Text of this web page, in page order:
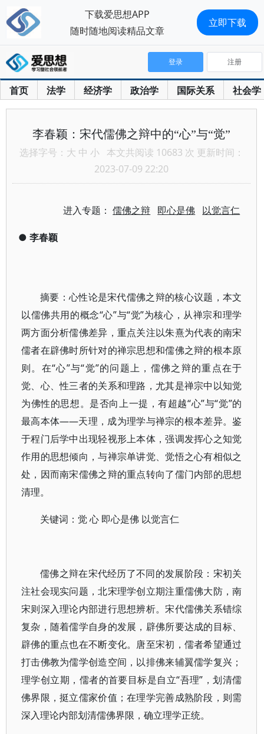
首页 法学 经济学 政治学 国际关系 社会学
登录 注册
李春颖：宋代儒佛之辩中的“心”与“觉”
选择字号： 大 中 小 本文共阅读 10683 次 更新时间：
2023-07-09 22:20
进入专题：儒佛之辩 即心是佛 以觉言仁
● 李春颖
摘要：心性论是宋代儒佛之辩的核心议题，本文
以儒佛共用的概念“心”与“觉”为核心，从禅宗和理学
两方面分析儒佛差异，重点关注以朱熹为代表的南宋
儒者在辟佛时所针对的禅宗思想和儒佛之辩的根本原
则。在“心”与“觉”的问题上，儒佛之辩的重点在于
觉、心、性三者的关系和理路，尤其是禅宗中以知觉
为佛性的思想。是否向上一提，有超越“心”与“觉”的
最高本体——天理，成为理学与禅宗的根本差异。鉴
于程门后学中出现轻视形上本体，强调发挥心之知觉
作用的思想倾向，与禅宗单讲觉、觉悟之心有相似之
处，因而南宋儒佛之辩的重点转向了儒门内部的思想
清理。
关键词：觉 心 即心是佛 以觉言仁
儒佛之辩在宋代经历了不同的发展阶段：宋初关
注社会现实问题，北宋理学创立期注重儒佛大防，南
宋则深入理论内部进行思想辨析。宋代儒佛关系错综
复杂，随着儒学自身的发展，辟佛所要达成的目标、
辟佛的重点也在不断变化。唐至宋初，儒者希望通过
打击佛教为儒学创造空间，以排佛来辅翼儒学复兴；
理学创立期，儒者的首要目标是自立“吾理”，划清儒
佛界限，挺立儒家价值；在理学完善成熟阶段，则需
深入理论内部划清儒佛界限，确立理学正统。
下载爱思想APP
随时随地阅读精品文章
立即下载